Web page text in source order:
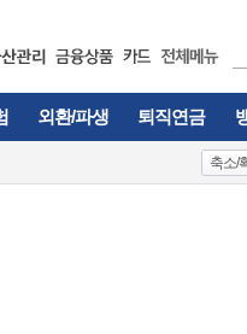
외환/파생 퇴직연금
축소/